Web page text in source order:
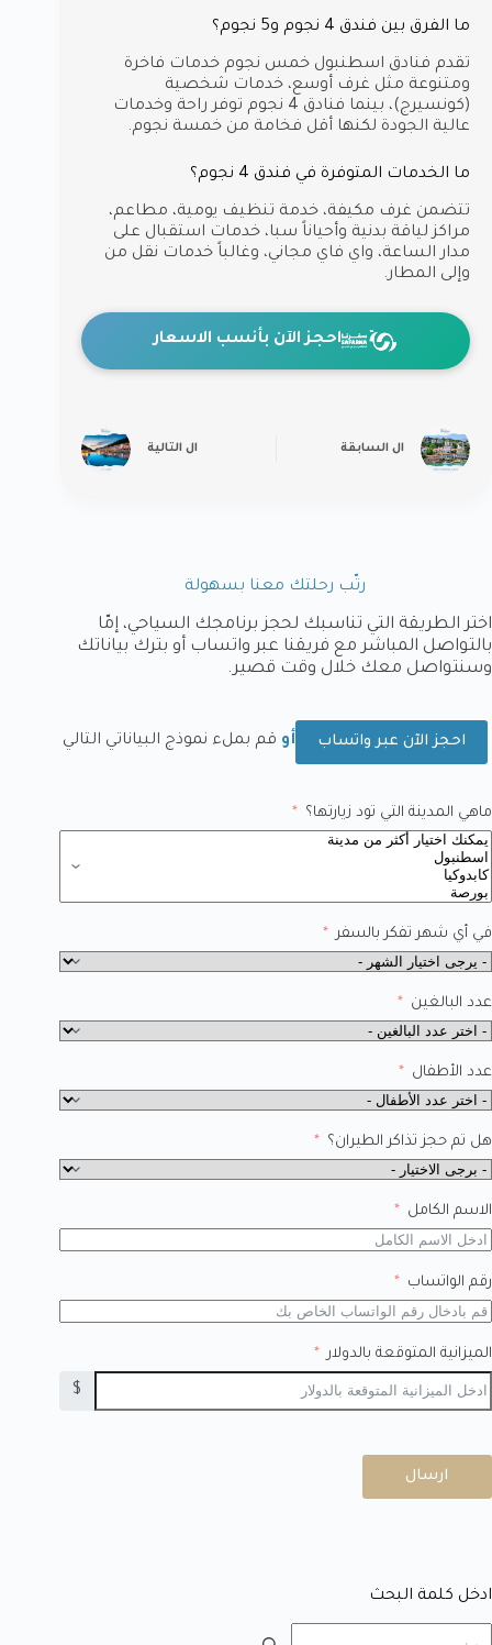
ما الفرق بين فندق 4 نجوم و5 نجوم؟
تقدم فنادق اسطنبول خمس نجوم خدمات فاخرة
ومتنوعة مثل غرف أوسع، خدمات شخصية
(كونسيرج)، بينما فنادق 4 نجوم توفر راحة وخدمات
عالية الجودة لكنها أقل فخامة من خمسة نجوم.
ما الخدمات المتوفرة في فندق 4 نجوم؟
تتضمن غرف مكيفة، خدمة تنظيف يومية، مطاعم،
مراكز لياقة بدنية وأحياناً سبا، خدمات استقبال على
مدار الساعة، واي فاي مجاني، وغالباً خدمات نقل من
وإلى المطار.
احجز الآن بأنسب الاسعار
ال السابقة ال التالية
رتّب رحلتك معنا بسهولة
اختر الطريقة التي تناسبك لحجز برنامجك السياحي، إمّا
بالتواصل المباشر مع فريقنا عبر واتساب أو بترك بياناتك
وسنتواصل معك خلال وقت قصير.
احجز الآن عبر واتساب أو قم بملء نموذج البياناتي التالي
ماهي المدينة التي تود زيارتها؟
في أي شهر تفكر بالسفر
عدد البالغين
عدد الأطفال
هل تم حجز تذاكر الطيران؟
الاسم الكامل
رقم الواتساب
الميزانية المتوقعة بالدولار
$
ارسال
ادخل كلمة البحث